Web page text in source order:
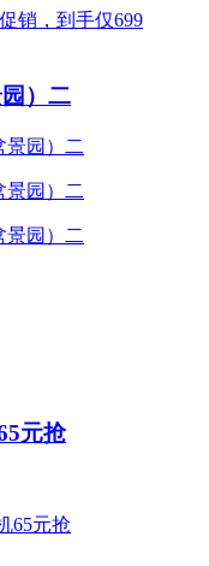
）二
元抢